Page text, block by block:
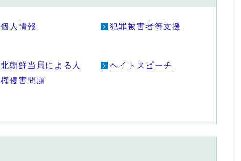
個人情報 犯罪被害者等支援
北朝鮮当局による人
権侵害問題
ヘイトスピーチ